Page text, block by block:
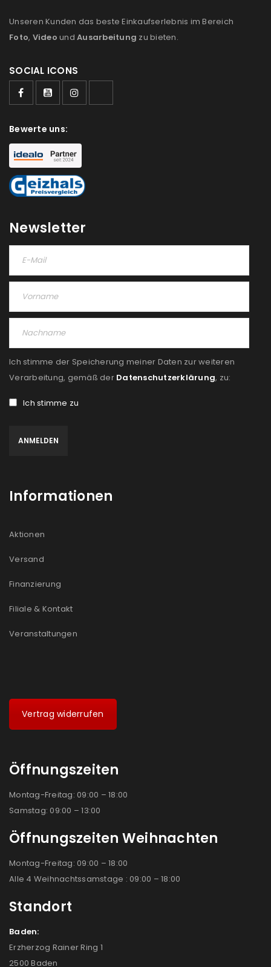
REGISTRIEREN
E-Mail-Adresse
deine E-Mail-Adresse gesendet.
NEWSLETTER ABONNIEREN
Please select all the ways you would like to hear from
Ich stimme zu
Ja, ich möchte ein Kundenkonto eröffnen und
akzeptiere dieDatenschutzerklärung. *
REGISTRIEREN
Unseren Kunden das beste Einkaufserlebnis im Bereich
Foto, Video und Ausarbeitung zu bieten.
SOCIAL ICONS
Bewerte uns:
Newsletter
Ich stimme der Speicherung meiner Daten zur weiteren
Verarbeitung, gemäß der Datenschutzerklärung, zu:
Ich stimme zu
Informationen
Aktionen
Versand
Finanzierung
Filiale & Kontakt
Veranstaltungen
Vertrag widerrufen
Öffnungszeiten
Montag-Freitag: 09:00 – 18:00
Samstag: 09:00 – 13:00
Öffnungszeiten Weihnachten
Montag-Freitag: 09:00 – 18:00
Alle 4 Weihnachtssamstage : 09:00 – 18:00
Standort
Baden:
Erzherzog Rainer Ring 1
2500 Baden